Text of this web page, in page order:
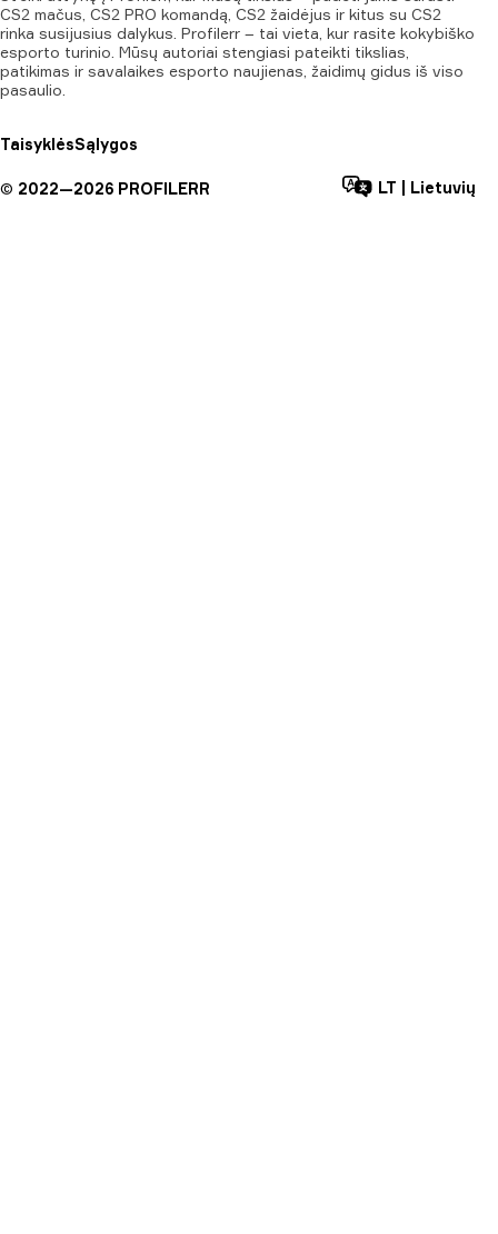
CS2 mačus, CS2 PRO komandą, CS2 žaidėjus ir kitus su CS2
rinka susijusius dalykus. Profilerr – tai vieta, kur rasite kokybiško
esporto turinio. Mūsų autoriai stengiasi pateikti tikslias,
patikimas ir savalaikes esporto naujienas, žaidimų gidus iš viso
pasaulio.
TaisyklėsSąlygos
© 2022—2026 PROFILERR LT Lietuvių